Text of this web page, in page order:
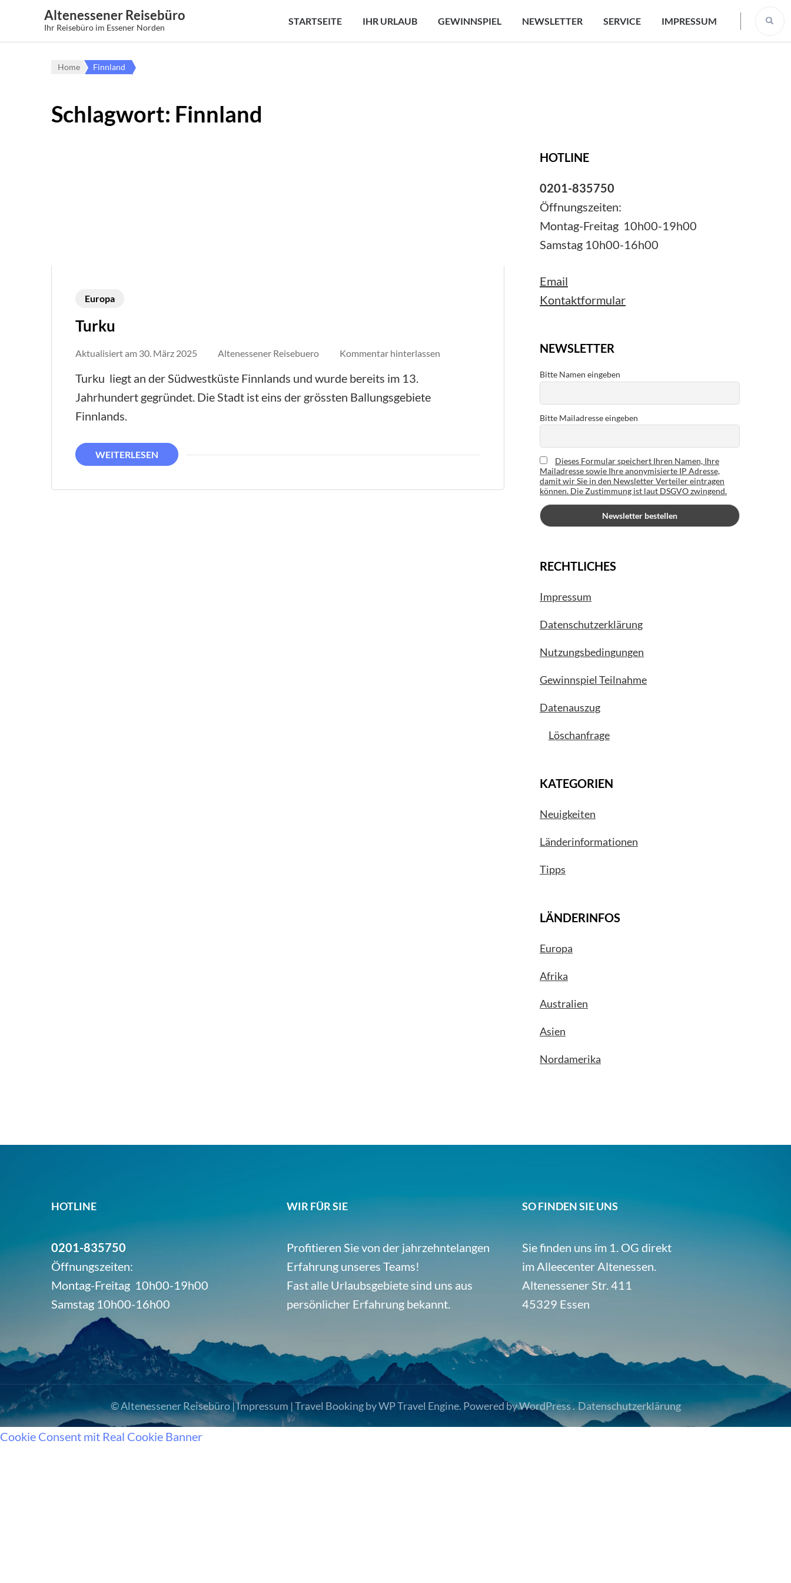
Altenessener Reisebüro
Ihr Reisebüro im Essener Norden
STARTSEITE IHR URLAUB GEWINNSPIEL NEWSLETTER SERVICE IMPRESSUM
Home Finnland
Schlagwort: Finnland
Europa
Turku
Aktualisiert am 30. März 2025 Altenessener Reisebuero Kommentar hinterlassen
Turku liegt an der Südwestküste Finnlands und wurde bereits im 13.
Jahrhundert gegründet. Die Stadt ist eins der grössten Ballungsgebiete
Finnlands.
WEITERLESEN
HOTLINE
0201-835750
Öffnungszeiten:
Montag-Freitag 10h00-19h00
Samstag 10h00-16h00
Email
Kontaktformular
NEWSLETTER
Bitte Namen eingeben
Bitte Mailadresse eingeben
Dieses Formular speichert Ihren Namen, Ihre
Mailadresse sowie Ihre anonymisierte IP Adresse,
damit wir Sie in den Newsletter Verteiler eintragen
können. Die Zustimmung ist laut DSGVO zwingend.
RECHTLICHES
Impressum
Datenschutzerklärung
Nutzungsbedingungen
Gewinnspiel Teilnahme
Datenauszug
Löschanfrage
KATEGORIEN
Neuigkeiten
Länderinformationen
Tipps
LÄNDERINFOS
Europa
Afrika
Australien
Asien
Nordamerika
HOTLINE
0201-835750
Öffnungszeiten:
Montag-Freitag 10h00-19h00
Samstag 10h00-16h00
WIR FÜR SIE
Profitieren Sie von der jahrzehntelangen
Erfahrung unseres Teams!
Fast alle Urlaubsgebiete sind uns aus
persönlicher Erfahrung bekannt.
SO FINDEN SIE UNS
Sie finden uns im 1. OG direkt
im Alleecenter Altenessen.
Altenessener Str. 411
45329 Essen
© Altenessener Reisebüro |Impressum |Travel Booking byWP Travel Engine. Powered byWordPress. Datenschutzerklärung
Cookie Consent mit Real Cookie Banner